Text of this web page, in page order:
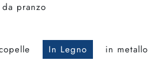
da pranzo
In Legno in metallo